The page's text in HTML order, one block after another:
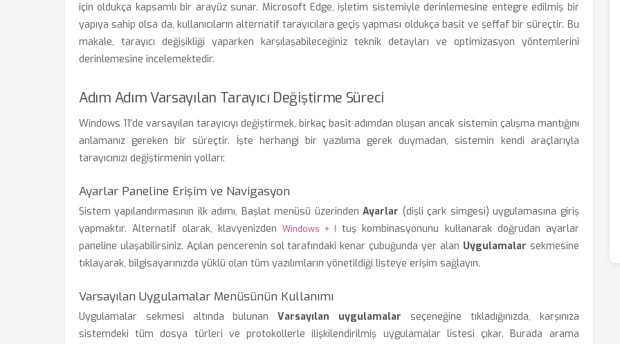
için oldukça kapsamlı bir arayüz sunar. Microsoft Edge, işletim sistemiyle derinlemesine entegre edilmiş bir
yapıya sahip olsa da, kullanıcıların alternatif tarayıcılara geçiş yapması oldukça basit ve şeffaf bir süreçtir. Bu
makale, tarayıcı değişikliği yaparken karşılaşabileceğiniz teknik detayları ve optimizasyon yöntemlerini
derinlemesine incelemektedir.
Adım Adım Varsayılan Tarayıcı Değiştirme Süreci
Windows 11'de varsayılan tarayıcıyı değiştirmek, birkaç basit adımdan oluşan ancak sistemin çalışma mantığını
anlamanız gereken bir süreçtir. İşte herhangi bir yazılıma gerek duymadan, sistemin kendi araçlarıyla
tarayıcınızı değiştirmenin yolları:
Ayarlar Paneline Erişim ve Navigasyon
Sistem yapılandırmasının ilk adımı, Başlat menüsü üzerindenAyarlar (dişli çark simgesi) uygulamasına giriş
yapmaktır. Alternatif olarak, klavyenizdenWindows + I
tuş kombinasyonunu kullanarak doğrudan ayarlar
paneline ulaşabilirsiniz. Açılan pencerenin sol tarafındaki kenar çubuğunda yer alan Uygulamalar sekmesine
tıklayarak, bilgisayarınızda yüklü olan tüm yazılımların yönetildiği listeye erişim sağlayın.
Varsayılan Uygulamalar Menüsünün Kullanımı
Uygulamalar sekmesi altında bulunanVarsayılan uygulamalar seçeneğine tıkladığınızda, karşınıza
sistemdeki tüm dosya türleri ve protokollerle ilişkilendirilmiş uygulamalar listesi çıkar. Burada arama